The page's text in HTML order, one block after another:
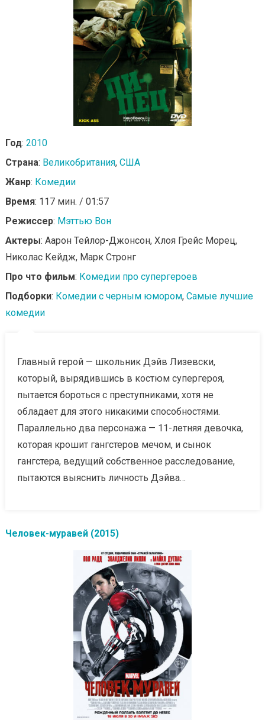
Год: 2010
Страна: Великобритания, США
Жанр: Комедии
Время: 117 мин. / 01:57
Режиссер: Мэттью Вон
Актеры: Аарон Тейлор-Джонсон, Хлоя Грейс Морец,
Николас Кейдж, Марк Стронг
Про что фильм: Комедии про супергероев
Подборки: Комедии с черным юмором, Самые лучшие
комедии
Главный герой — школьник Дэйв Лизевски,
который, вырядившись в костюм супергероя,
пытается бороться с преступниками, хотя не
обладает для этого никакими способностями.
Параллельно два персонажа — 11-летняя девочка,
которая крошит гангстеров мечом, и сынок
гангстера, ведущий собственное расследование,
пытаются выяснить личность Дэйва…
Человек-муравей (2015)